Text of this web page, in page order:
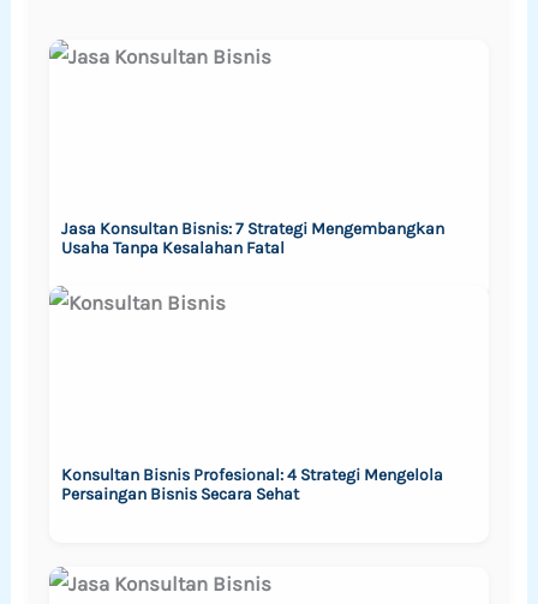
Jasa Konsultan Bisnis: 7 Strategi Mengembangkan
Usaha Tanpa Kesalahan Fatal
Konsultan Bisnis Profesional: 4 Strategi Mengelola
Persaingan Bisnis Secara Sehat